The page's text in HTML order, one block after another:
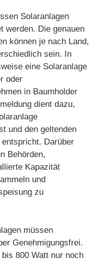
Solaranlagen
werden. Die genauen
können je nach Land,
sein. In
eine Solaranlage
oder
in Baumholder
dient dazu,
und den geltenden
Darüber
Behörden,
Kapazität
und
zu
müssen
Genehmigungsfrei.
800 Watt nur noch